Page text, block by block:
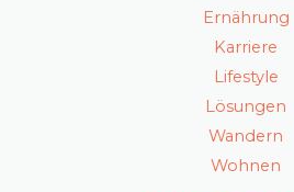
Ernährung
Karriere
Lifestyle
Lösungen
Wandern
Wohnen